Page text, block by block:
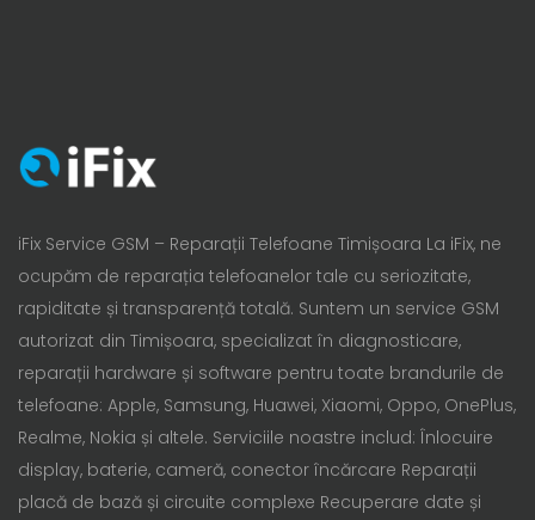
iFix Service GSM – Reparații Telefoane Timișoara La iFix, ne
ocupăm de reparația telefoanelor tale cu seriozitate,
rapiditate și transparență totală. Suntem un service GSM
autorizat din Timișoara, specializat în diagnosticare,
reparații hardware și software pentru toate brandurile de
telefoane: Apple, Samsung, Huawei, Xiaomi, Oppo, OnePlus,
Realme, Nokia și altele. Serviciile noastre includ: Înlocuire
display, baterie, cameră, conector încărcare Reparații
placă de bază și circuite complexe Recuperare date și